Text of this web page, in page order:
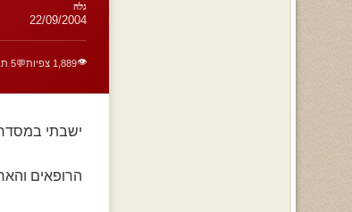
גלה
22/09/2004
👁️1,889 צפיות 💬5 תגובות
ישבתי
הרופאים